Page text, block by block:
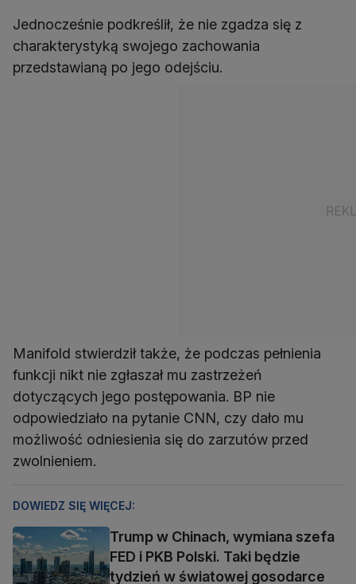
Jednocześnie podkreślił, że nie zgadza się z
charakterystyką swojego zachowania
przedstawianą po jego odejściu.
Manifold stwierdził także, że podczas pełnienia
funkcji nikt nie zgłaszał mu zastrzeżeń
dotyczących jego postępowania. BP nie
odpowiedziało na pytanie CNN, czy dało mu
możliwość odniesienia się do zarzutów przed
zwolnieniem.
DOWIEDZ SIĘ WIĘCEJ:
Trump w Chinach, wymiana szefa
FED i PKB Polski. Taki będzie
tydzień w światowej gosodarce